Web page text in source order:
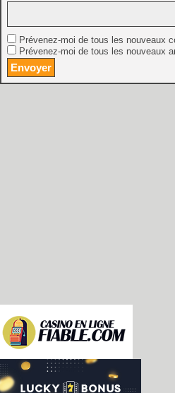
Prévenez-moi de tous les nouveaux
Prévenez-moi de tous les nouveaux